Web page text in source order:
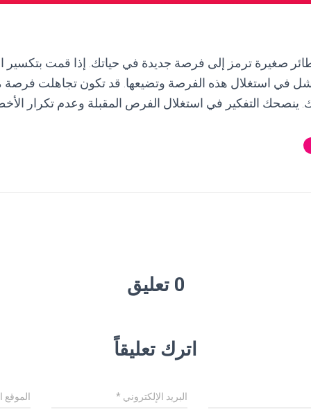
صغيرة ترمز إلى فرصة جديدة في حياتك. إذا قمت بتكسير
في استغلال هذه الفرصة وتضيعها. قد تكون تجاهلت
ينصحك التفكير في استغلال الفرص المقبلة وعدم تكرار
0 تعليق
اترك تعليقاً
البريد الإلكتروني * الموقع